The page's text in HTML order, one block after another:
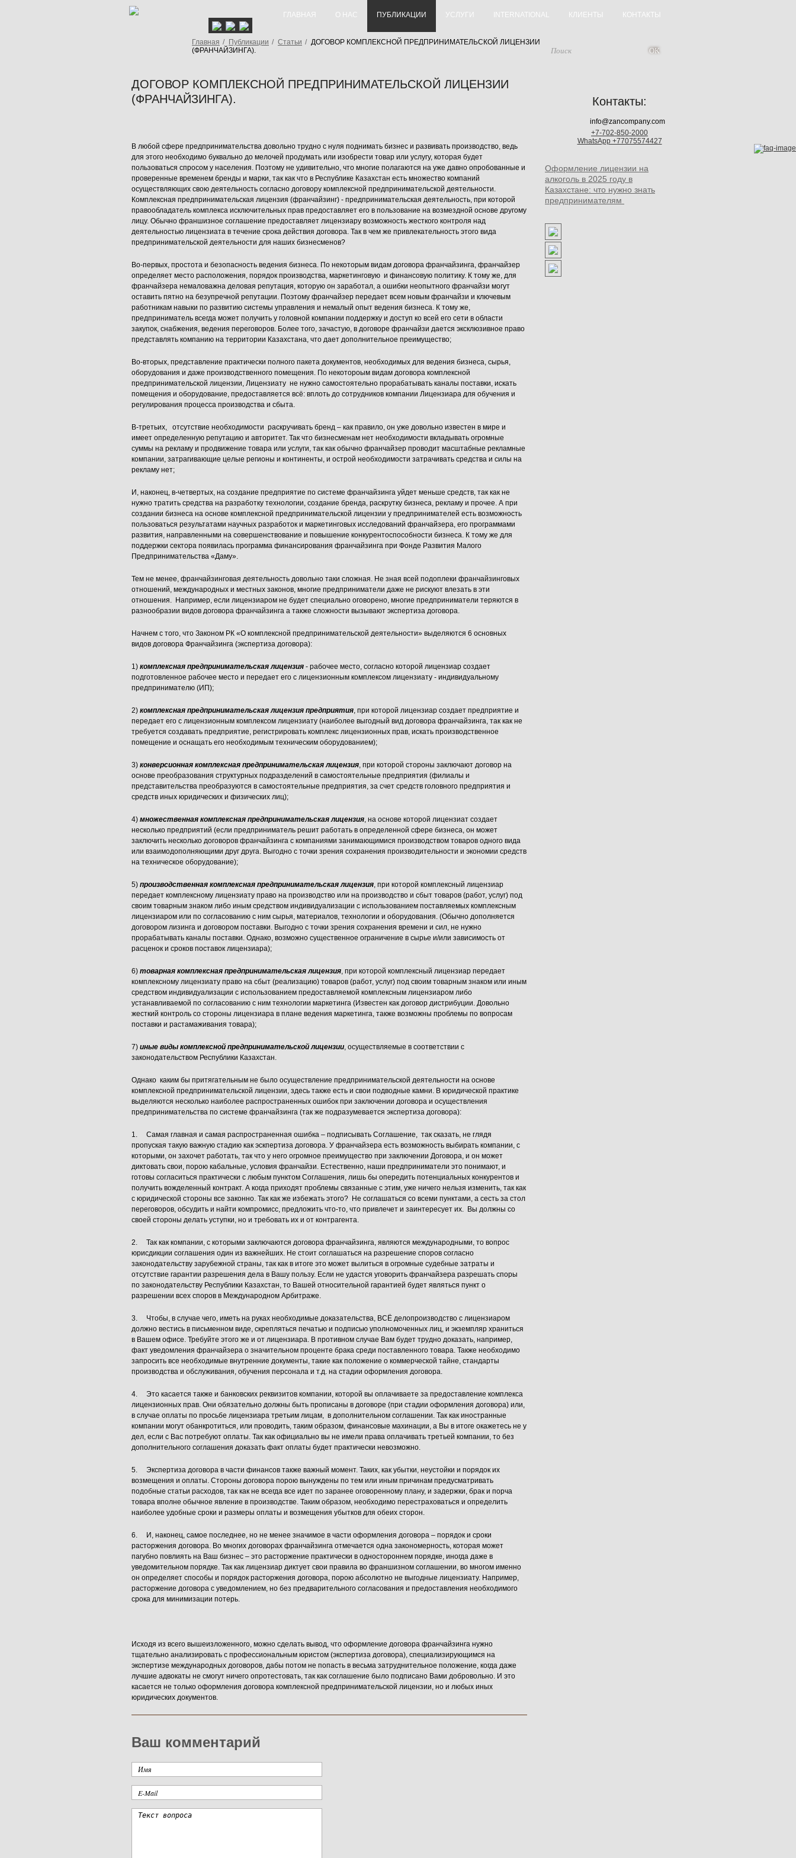
ГЛАВНАЯ О НАС ПУБЛИКАЦИИ УСЛУГИ INTERNATIONAL КЛИЕНТЫ КОНТАКТЫ
Главная / Публикации / Статьи / ДОГОВОР КОМПЛЕКСНОЙ ПРЕДПРИНИМАТЕЛЬСКОЙ ЛИЦЕНЗИИ
(ФРАНЧАЙЗИНГА).
ДОГОВОР КОМПЛЕКСНОЙ ПРЕДПРИНИМАТЕЛЬСКОЙ ЛИЦЕНЗИИ
(ФРАНЧАЙЗИНГА).
В любой сфере предпринимательства довольно трудно с нуля поднимать бизнес и развивать производство, ведь
для этого необходимо буквально до мелочей продумать или изобрести товар или услугу, которая будет
пользоваться спросом у населения. Поэтому не удивительно, что многие полагаются на уже давно опробованные и
проверенные временем бренды и марки, так как что в Республике Казахстан есть множество компаний
осуществляющих свою деятельность согласно договору комплексной предпринимательской деятельности.
Комплексная предпринимательская лицензия (франчайзинг) - предпринимательская деятельность, при которой
правообладатель комплекса исключительных прав предоставляет его в пользование на возмездной основе другому
лицу. Обычно франшизное соглашение предоставляет лицензиару возможность жесткого контроля над
деятельностью лицензиата в течение срока действия договора. Так в чем же привлекательность этого вида
предпринимательской деятельности для наших бизнесменов?
Во-первых, простота и безопасность ведения бизнеса. По некоторым видам договора франчайзинга, франчайзер
определяет место расположения, порядок производства, маркетинговую и финансовую политику. К тому же, для
франчайзера немаловажна деловая репутация, которую он заработал, а ошибки неопытного франчайзи могут
оставить пятно на безупречной репутации. Поэтому франчайзер передает всем новым франчайзи и ключевым
работникам навыки по развитию системы управления и немалый опыт ведения бизнеса. К тому же,
предприниматель всегда может получить у головной компании поддержку и доступ ко всей его сети в области
закупок, снабжения, ведения переговоров. Более того, зачастую, в договоре франчайзи дается эксклюзивное право
представлять компанию на территории Казахстана, что дает дополнительное преимущество;
Во-вторых, представление практически полного пакета документов, необходимых для ведения бизнеса, сырья,
оборудования и даже производственного помещения. По некотороым видам договора комплексной
предпринимательской лицензии, Лицензиату не нужно самостоятельно прорабатывать каналы поставки, искать
помещения и оборудование, предоставляется всё: вплоть до сотрудников компании Лицензиара для обучения и
регулирования процесса производства и сбыта.
В-третьих, отсутствие необходимости раскручивать бренд – как правило, он уже довольно известен в мире и
имеет определенную репутацию и авторитет. Так что бизнесменам нет необходимости вкладывать огромные
суммы на рекламу и продвижение товара или услуги, так как обычно франчайзер проводит масштабные рекламные
компании, затрагивающие целые регионы и континенты, и острой необходимости затрачивать средства и силы на
рекламу нет;
И, наконец, в-четвертых, на создание предприятие по системе франчайзинга уйдет меньше средств, так как не
нужно тратить средства на разработку технологии, создание бренда, раскрутку бизнеса, рекламу и прочее. А при
создании бизнеса на основе комплексной предпринимательской лицензии у предпринимателей есть возможность
пользоваться результатами научных разработок и маркетинговых исследований франчайзера, его программами
развития, направленными на совершенствование и повышение конкурентоспособности бизнеса. К тому же для
поддержки сектора появилась программа финансирования франчайзинга при Фонде Развития Малого
Предпринимательства «Даму».
Тем не менее, франчайзинговая деятельность довольно таки сложная. Не зная всей подоплеки франчайзинговых
отношений, международных и местных законов, многие предприниматели даже не рискуют влезать в эти
отношения. Например, если лицензиаром не будет специально оговорено, многие предприниматели теряются в
разнообразии видов договора франчайзинга а также сложности вызывают экспертиза договора.
Начнем с того, что Законом РК «О комплексной предпринимательской деятельности» выделяются 6 основных
видов договора Франчайзинга (экспертиза договора):
1) комплексная предпринимательская лицензия - рабочее место, согласно которой лицензиар создает
подготовленное рабочее место и передает его с лицензионным комплексом лицензиату - индивидуальному
предпринимателю (ИП);
2) комплексная предпринимательская лицензия предприятия, при которой лицензиар создает предприятие и
передает его с лицензионным комплексом лицензиату (наиболее выгодный вид договора франчайзинга, так как не
требуется создавать предприятие, регистрировать комплекс лицензионных прав, искать производственное
помещение и оснащать его необходимым техническим оборудованием);
3) конверсионная комплексная предпринимательская лицензия, при которой стороны заключают договор на
основе преобразования структурных подразделений в самостоятельные предприятия (филиалы и
представительства преобразуются в самостоятельные предприятия, за счет средств головного предприятия и
средств иных юридических и физических лиц);
4) множественная комплексная предпринимательская лицензия, на основе которой лицензиат создает
несколько предприятий (если предприниматель решит работать в определенной сфере бизнеса, он может
заключить несколько договоров франчайзинга с компаниями занимающимися производством товаров одного вида
или взаимодополняющими друг друга. Выгодно с точки зрения сохранения производительности и экономии средств
на техническое оборудование);
5) производственная комплексная предпринимательская лицензия, при которой комплексный лицензиар
передает комплексному лицензиату право на производство или на производство и сбыт товаров (работ, услуг) под
своим товарным знаком либо иным средством индивидуализации с использованием поставляемых комплексным
лицензиаром или по согласованию с ним сырья, материалов, технологии и оборудования. (Обычно дополняется
договором лизинга и договором поставки. Выгодно с точки зрения сохранения времени и сил, не нужно
прорабатывать каналы поставки. Однако, возможно существенное ограничение в сырье и/или зависимость от
расценок и сроков поставок лицензиара);
6) товарная комплексная предпринимательская лицензия, при которой комплексный лицензиар передает
комплексному лицензиату право на сбыт (реализацию) товаров (работ, услуг) под своим товарным знаком или иным
средством индивидуализации с использованием предоставляемой комплексным лицензиаром либо
устанавливаемой по согласованию с ним технологии маркетинга (Известен как договор дистрибуции. Довольно
жесткий контроль со стороны лицензиара в плане ведения маркетинга, также возможны проблемы по вопросам
поставки и растамаживания товара);
7) иные виды комплексной предпринимательской лицензии, осуществляемые в соответствии с
законодательством Республики Казахстан.
Однако каким бы притягательным не было осуществление предпринимательской деятельности на основе
комплексной предпринимательской лицензии, здесь также есть и свои подводные камни. В юридической практике
выделяются несколько наиболее распространенных ошибок при заключении договора и осуществления
предпринимательства по системе франчайзинга (так же подразумевается экспертиза договора):
1. Самая главная и самая распространенная ошибка – подписывать Соглашение, так сказать, не глядя
пропуская такую важную стадию как эскпертиза договора. У франчайзера есть возможность выбирать компании, с
которыми, он захочет работать, так что у него огромное преимущество при заключении Договора, и он может
диктовать свои, порою кабальные, условия франчайзи. Естественно, наши предприниматели это понимают, и
готовы согласиться практически с любым пунктом Соглашения, лишь бы опередить потенциальных конкурентов и
получить вожделенный контракт. А когда приходят проблемы связанные с этим, уже ничего нельзя изменить, так как
с юридической стороны все законно. Так как же избежать этого? Не соглашаться со всеми пунктами, а сесть за стол
переговоров, обсудить и найти компромисс, предложить что-то, что привлечет и заинтересует их. Вы должны со
своей стороны делать уступки, но и требовать их и от контрагента.
2. Так как компании, с которыми заключаются договора франчайзинга, являются международными, то вопрос
юрисдикции соглашения один из важнейших. Не стоит соглашаться на разрешение споров согласно
законодательству зарубежной страны, так как в итоге это может вылиться в огромные судебные затраты и
отсутствие гарантии разрешения дела в Вашу пользу. Если не удастся уговорить франчайзера разрешать споры
по законодательству Республики Казахстан, то Вашей относительной гарантией будет являться пункт о
разрешении всех споров в Международном Арбитраже.
3. Чтобы, в случае чего, иметь на руках необходимые доказательства, ВСЁ делопроизводство с лицензиаром
должно вестись в письменном виде, скрепляться печатью и подписью уполномоченных лиц, и экземпляр храниться
в Вашем офисе. Требуйте этого же и от лицензиара. В противном случае Вам будет трудно доказать, например,
факт уведомления франчайзера о значительном проценте брака среди поставленного товара. Также необходимо
запросить все необходимые внутренние документы, такие как положение о коммерческой тайне, стандарты
производства и обслуживания, обучения персонала и т.д. на стадии оформления договора.
4. Это касается также и банковских реквизитов компании, которой вы оплачиваете за предоставление комплекса
лицензионных прав. Они обязательно должны быть прописаны в договоре (при стадии оформления договора) или,
в случае оплаты по просьбе лицензиара третьим лицам, в дополнительном соглашении. Так как иностранные
компании могут обанкротиться, или проводить, таким образом, финансовые махинации, а Вы в итоге окажетесь не у
дел, если с Вас потребуют оплаты. Так как официально вы не имели права оплачивать третьей компании, то без
дополнительного соглашения доказать факт оплаты будет практически невозможно.
5. Экспертиза договора в части финансов также важный момент. Таких, как убытки, неустойки и порядок их
возмещения и оплаты. Стороны договора порою вынуждены по тем или иным причинам предусматривать
подобные статьи расходов, так как не всегда все идет по заранее оговоренному плану, и задержки, брак и порча
товара вполне обычное явление в производстве. Таким образом, необходимо перестраховаться и определить
наиболее удобные сроки и размеры оплаты и возмещения убытков для обеих сторон.
6. И, наконец, самое последнее, но не менее значимое в части оформления договора – порядок и сроки
расторжения договора. Во многих договорах франчайзинга отмечается одна закономерность, которая может
пагубно повлиять на Ваш бизнес – это расторжение практически в одностороннем порядке, иногда даже в
уведомительном порядке. Так как лицензиар диктует свои правила во франшизном соглашении, во многом именно
он определяет способы и порядок расторжения договора, порою абсолютно не выгодные лицензиату. Например,
расторжение договора с уведомлением, но без предварительного согласования и предоставления необходимого
срока для минимизации потерь.
Исходя из всего вышеизложенного, можно сделать вывод, что оформление договора франчайзинга нужно
тщательно анализировать с профессиональным юристом (экспертиза договора), специализирующимся на
экспертизе международных договоров, дабы потом не попасть в весьма затруднительное положение, когда даже
лучшие адвокаты не смогут ничего опротестовать, так как соглашение было подписано Вами добровольно. И это
касается не только оформления договора комплексной предпринимательской лицензии, но и любых иных
юридических документов.
Ваш комментарий
Контакты:
info@zancompany.com
+7-702-850-2000
WhatsApp +77075574427
Оформление лицензии на
алкоголь в 2025 году в
Казахстане: что нужно знать
предпринимателям